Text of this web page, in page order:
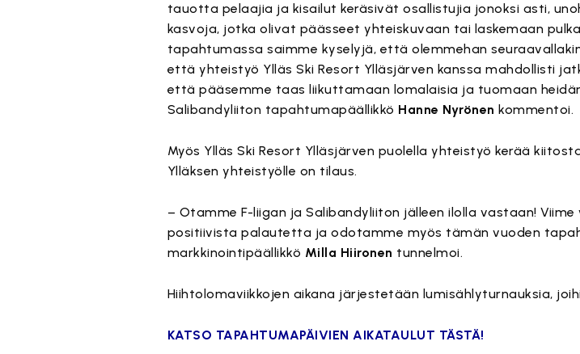
tauotta pelaajia ja kisailut keräsivät osallistujia jonoksi asti,
kasvoja, jotka olivat päässeet yhteiskuvaan tai laskemaan
tapahtumassa saimme kyselyjä, että olemmehan
että yhteistyö Ylläs Ski Resort Ylläsjärven kanssa mahdollisti
että pääsemme taas liikuttamaan lomalaisia ja tuomaan
Salibandyliiton tapahtumapäällikkö Hanne Nyrönenkommentoi.
Myös Ylläs Ski Resort Ylläsjärven puolella yhteistyö kerää
Ylläksen yhteistyölle on tilaus.
– Otamme F-liigan ja Salibandyliiton jälleen ilolla vastaan!
positiivista palautetta ja odotamme myös tämän vuoden
markkinointipäällikkö Milla Hiironen tunnelmoi.
Hiihtolomaviikkojen aikana järjestetään lumisählyturnauksia,
KATSO TAPAHTUMAPÄIVIEN AIKATAULUT TÄSTÄ!